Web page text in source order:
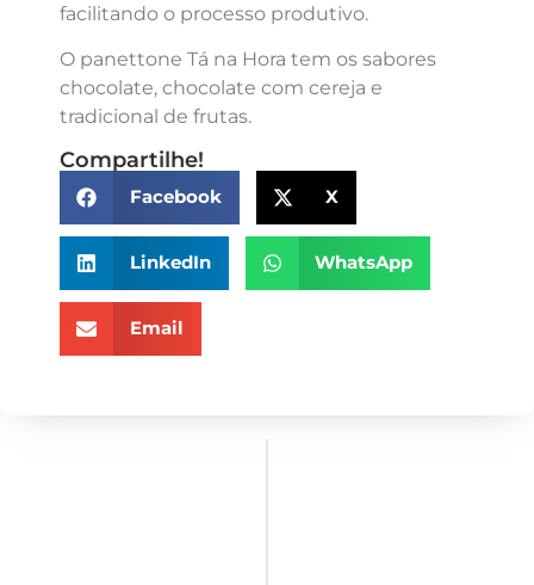
facilitando o processo produtivo.
O panettone Tá na Hora tem os sabores
chocolate, chocolate com cereja e
tradicional de frutas.
Compartilhe!
Facebook X
LinkedIn WhatsApp
Email